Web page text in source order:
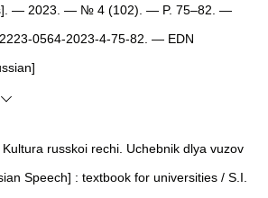
— 2023. — № 4 (102). — P. 75–82. —
0564-2023-4-75-82. — EDN
russkoi rechi. Uchebnik dlya vuzov
Speech] : textbook for universities / S.I.